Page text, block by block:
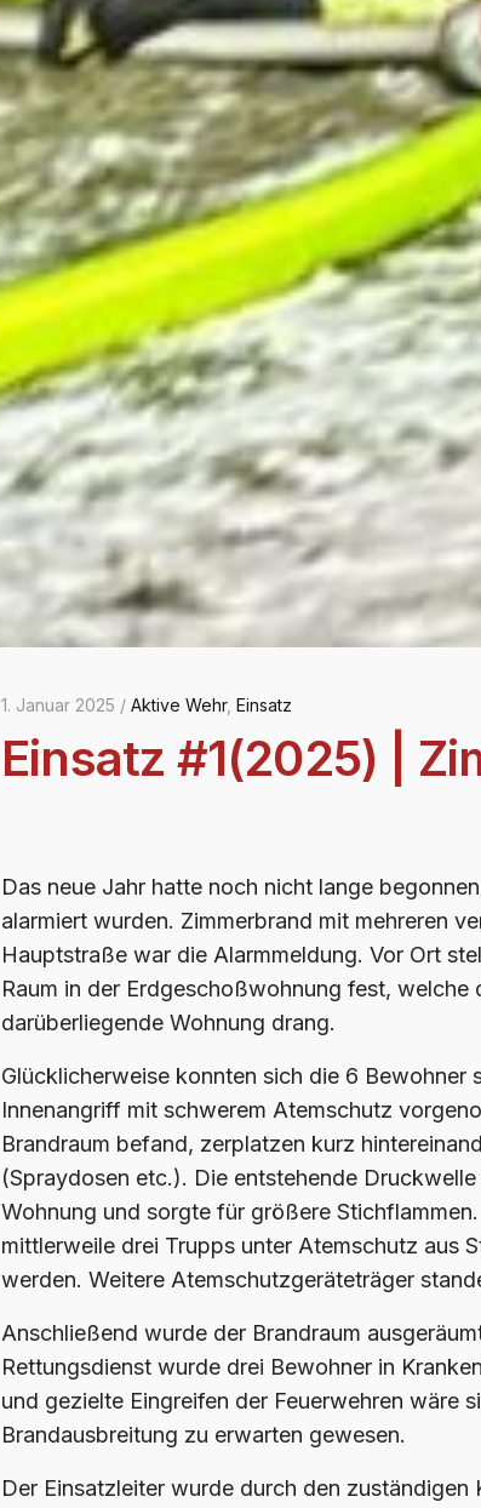
1. Januar 2025 / Aktive Wehr, Einsatz
Einsatz #1(2025) |
Das neue Jahr hatte noch nicht lange
alarmiert wurden. Zimmerbrand mit mehreren
Hauptstraße war die Alarmmeldung. Vor Ort
Raum in der Erdgeschoßwohnung fest,
darüberliegende Wohnung drang.
Glücklicherweise konnten sich die 6 Bewohner
Innenangriff mit schwerem Atemschutz
Brandraum befand, zerplatzen kurz
(Spraydosen etc.). Die entstehende
Wohnung und sorgte für größere
mittlerweile drei Trupps unter Atemschutz aus
werden. Weitere Atemschutzgeräteträger
Anschließend wurde der Brandraum
Rettungsdienst wurde drei Bewohner in
und gezielte Eingreifen der Feuerwehren wäre
Brandausbreitung zu erwarten gewesen.
Der Einsatzleiter wurde durch den zuständigen